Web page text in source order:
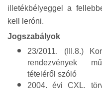
illetékbélyeggel a
kell leróni.
Jogszabályok
23/2011. (III.8.)
rendezvények
tételéről szóló
2004. évi CXL.